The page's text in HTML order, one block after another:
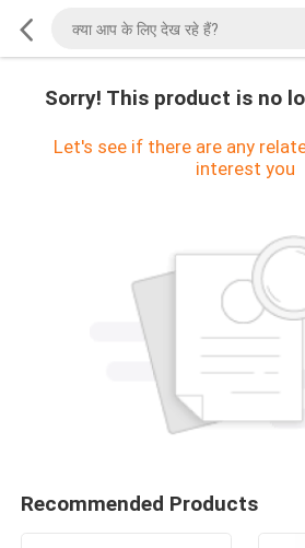
Sorry! This product is no
Let's see if there are any
interest you
Recommended Products